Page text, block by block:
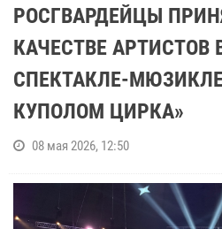
РОСГВАРДЕЙЦЫ
КАЧЕСТВЕ АРТИСТОВ
СПЕКТАКЛЕ-
КУПОЛОМ ЦИРКА»
08 мая 2026, 12:50